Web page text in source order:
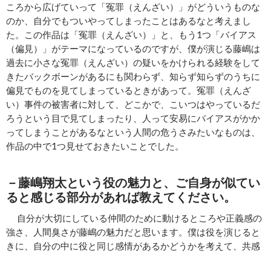
ころから広げていって「冤罪（えんざい）」がどういうものな
のか、自分でもついやってしまったことはあるなと考えまし
た。この作品は「冤罪（えんざい）」と、もう1つ「バイアス
（偏見）」がテーマになっているのですが、僕が演じる藤嶋は
過去に小さな冤罪（えんざい）の疑いをかけられる経験をして
きたバックボーンがあるにも関わらず、知らず知らずのうちに
偏見でものを見てしまっているときがあって。冤罪（えんざ
い）事件の被害者に対して、どこかで、こいつはやっているだ
ろうという目で見てしまったり、人って安易にバイアスがかか
ってしまうことがあるなという人間の危うさみたいなものは、
作品の中で1つ見せておきたいことでした。
－藤嶋翔太という役の魅力と、ご自身が似てい
ると感じる部分があれば教えてください。
自分が大切にしている仲間のために動けるところや正義感の
強さ、人間臭さが藤嶋の魅力だと思います。僕は役を演じると
きに、自分の中に役と同じ感情があるかどうかを考えて、共感